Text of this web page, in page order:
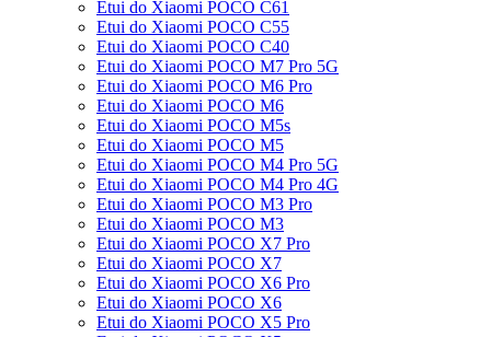
Etui do Xiaomi POCO C61
Etui do Xiaomi POCO C55
Etui do Xiaomi POCO C40
Etui do Xiaomi POCO M7 Pro 5G
Etui do Xiaomi POCO M6 Pro
Etui do Xiaomi POCO M6
Etui do Xiaomi POCO M5s
Etui do Xiaomi POCO M5
Etui do Xiaomi POCO M4 Pro 5G
Etui do Xiaomi POCO M4 Pro 4G
Etui do Xiaomi POCO M3 Pro
Etui do Xiaomi POCO M3
Etui do Xiaomi POCO X7 Pro
Etui do Xiaomi POCO X7
Etui do Xiaomi POCO X6 Pro
Etui do Xiaomi POCO X6
Etui do Xiaomi POCO X5 Pro